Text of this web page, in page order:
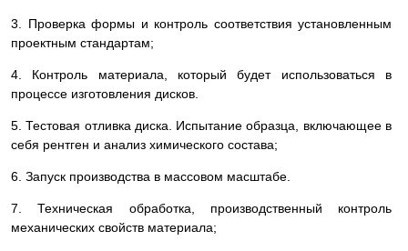
3. Проверка формы и контроль соответствия установленным
проектным стандартам;
4. Контроль материала, который будет использоваться в
процессе изготовления дисков.
5. Тестовая отливка диска. Испытание образца, включающее в
себя рентген и анализ химического состава;
6. Запуск производства в массовом масштабе.
7. Техническая обработка, производственный контроль
механических свойств материала;